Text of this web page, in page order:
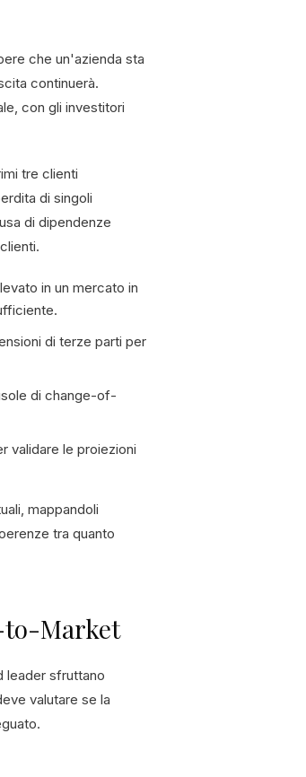
che un'azienda sta
continuerà.
con gli investitori
tre clienti
di singoli
di dipendenze
in un mercato in
di terze parti per
di change-of-
validare le proiezioni
mappandoli
tra quanto
to-Market
leader sfruttano
valutare se la